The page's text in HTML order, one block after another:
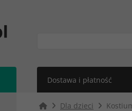
Dostawa i płatność
Dla dzieci